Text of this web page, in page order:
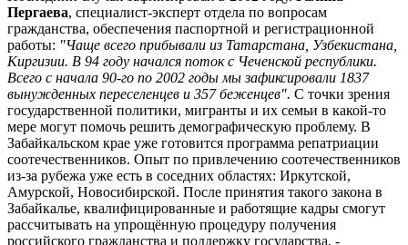
Пергаева, специалист-эксперт отдела по вопросам
гражданства, обеспечения паспортной и регистрационной
работы: "Чаще всего прибывали из Татарстана, Узбекистана,
Киргизии. В 94 году начался поток с Чеченской республики.
Всего с начала 90-го по 2002 годы мы зафиксировали 1837
вынужденных переселенцев и 357 беженцев". С точки зрения
государственной политики, мигранты и их семьи в какой-то
мере могут помочь решить демографическую проблему. В
Забайкальском крае уже готовится программа репатриации
соотечественников. Опыт по привлечению соотечественников
из-за рубежа уже есть в соседних областях: Иркутской,
Амурской, Новосибирской. После принятия такого закона в
Забайкалье, квалифицированные и работящие кадры смогут
рассчитывать на упрощённую процедуру получения
российского гражданства и поддержку государства, -